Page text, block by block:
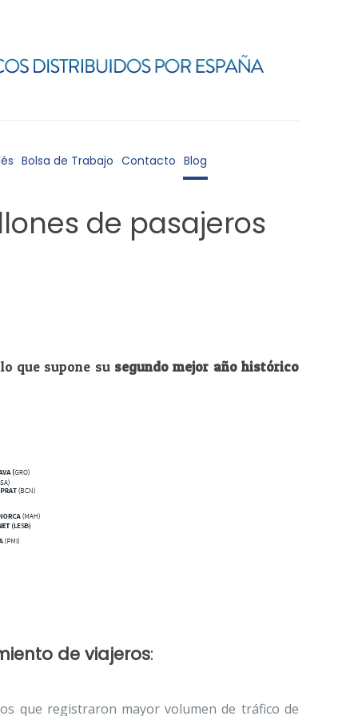
Bolsa de Trabajo Contacto Blog
de pasajeros
que supone susegundo mejor año histórico
de viajeros:
que registraron mayor volumen de tráfico de